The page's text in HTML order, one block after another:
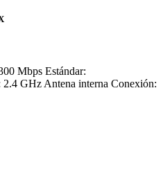
Mbps Estándar:
GHz Antena interna Conexión: